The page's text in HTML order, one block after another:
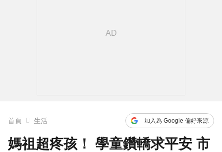
首頁 生活 加入為 Google 偏好來源
媽祖超疼孩！ 學童鑽轎求平安 市